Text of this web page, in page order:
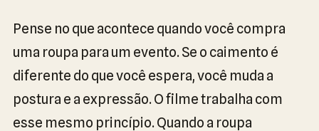
Pense no que acontece quando você compra
uma roupa para um evento. Se o caimento é
diferente do que você espera, você muda a
postura e a expressão. O filme trabalha com
esse mesmo princípio. Quando a roupa